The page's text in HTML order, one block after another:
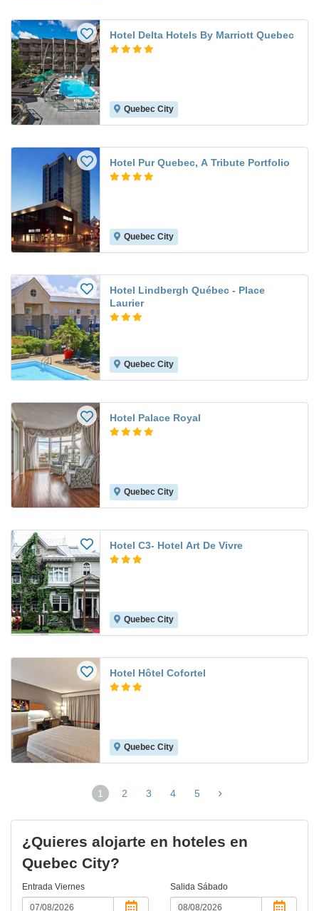
Hotel Delta Hotels By Marriott Quebec
Quebec City
Hotel Pur Quebec, A Tribute Portfolio
Quebec City
Hotel Lindbergh Québec - Place
Laurier
Quebec City
Hotel Palace Royal
Quebec City
Hotel C3- Hotel Art De Vivre
Quebec City
Hotel Hôtel Cofortel
Quebec City
1
(página
2 3 4 5
¿Quieres alojarte en hoteles en
Quebec City?
Entrada Viernes Salida Sábado